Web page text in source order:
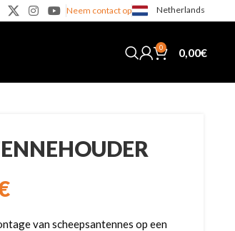
Neem contact op Netherlands
0 0,00€
van scheepsantennes op een